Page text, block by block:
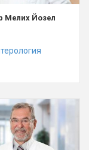
Мелих Йозел